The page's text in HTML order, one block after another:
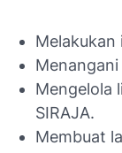
Melakukan
Mengelola
SIRAJA.
Membuat